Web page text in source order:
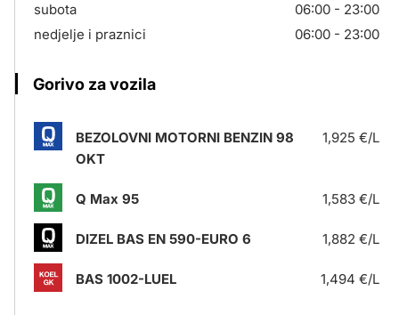
subota
06:00 - 23:00
nedjelje i praznici
06:00 - 23:00
Gorivo za vozila
BEZOLOVNI MOTORNI BENZIN 98
OKT
1,925 €/L
Q Max 95 1,583 €/L
DIZEL BAS EN 590-EURO 6 1,882 €/L
BAS 1002-LUEL 1,494 €/L